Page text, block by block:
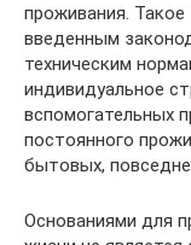
проживания.
введенным
техническим
индивидуальное
вспомогательных
постоянного
бытовых,
Основаниями для